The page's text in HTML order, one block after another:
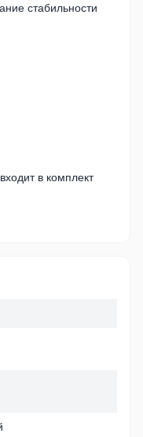
стабильности
в комплект